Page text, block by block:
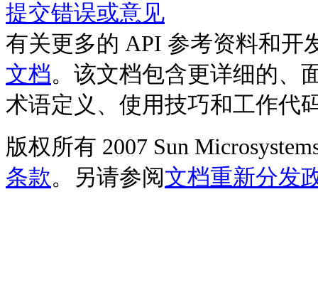
提交错误或意见
有关更多的 API 参考资料和开
文档。该文档包含更详细的、
术语定义、使用技巧和工作代
版权所有 2007 Sun
条款。另请参阅文档重新分发